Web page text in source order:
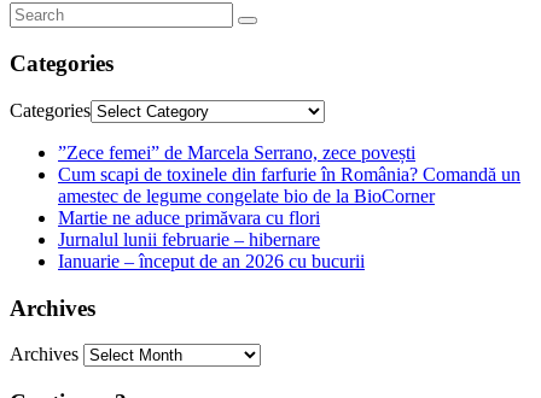
Categories
Categories
”Zece femei” de Marcela Serrano, zece povești
Cum scapi de toxinele din farfurie în România? Comandă un
amestec de legume congelate bio de la BioCorner
Martie ne aduce primăvara cu flori
Jurnalul lunii februarie – hibernare
Ianuarie – început de an 2026 cu bucurii
Archives
Archives